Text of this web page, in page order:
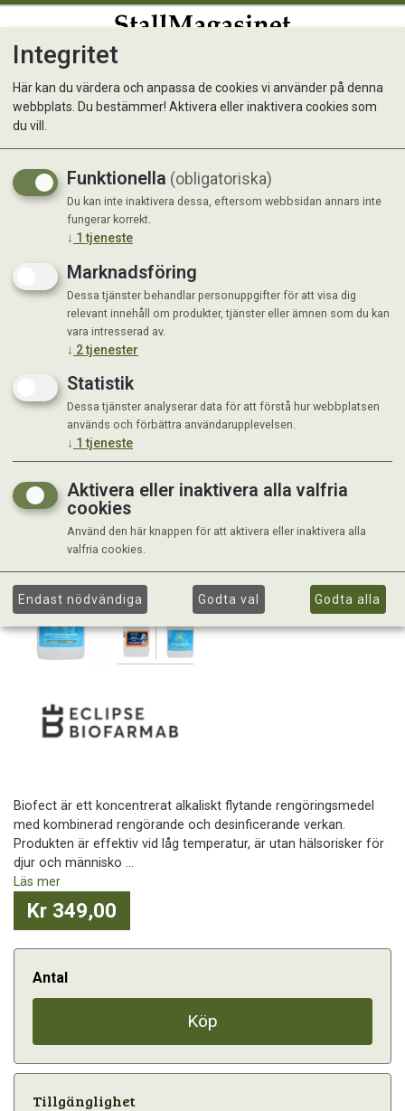
Biofect 2,5 lit
Biofect är ett koncentrerat alkaliskt flytande rengöringsmedel
med kombinerad rengörande och desinficerande verkan.
Produkten är effektiv vid låg temperatur, är utan hälsorisker för
djur och människo ...
Läs mer
Kr 349,00
Antal
Köp
Tillgänglighet
Integritet
Här kan du värdera och anpassa de cookies vi använder på denna
webbplats. Du bestämmer! Aktivera eller inaktivera cookies som
du vill.
Funktionella (obligatoriska)
Du kan inte inaktivera dessa, eftersom webbsidan annars inte
fungerar korrekt.
↓ 1 tjeneste
Marknadsföring
Dessa tjänster behandlar personuppgifter för att visa dig
relevant innehåll om produkter, tjänster eller ämnen som du kan
vara intresserad av.
↓ 2tjenester
Statistik
Dessa tjänster analyserar data för att förstå hur webbplatsen
används och förbättra användarupplevelsen.
↓ 1 tjeneste
Aktivera eller inaktivera alla valfria
cookies
Använd den här knappen för att aktivera eller inaktivera alla
valfria cookies.
Endast nödvändiga Godta val Godta alla